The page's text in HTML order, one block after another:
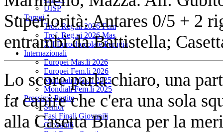
UISP
Tornei
Trof. Reg.ni 2026 Fem
Trof. Reg.ni 2026 Mas
XII Eurochocolate Perugia
Internazionali
Europei Mas.li 2026
Europei Fem.li 2026
Mondiali Mas.li 2025
Mondiali Fem.li 2025
Prossime Partite
Senior
Fasi Finali Giovanili
Giovanili
Superiorità: Antares 0/5 + 2
entrambi da Battistella;
Lo score parla chiaro, una
fa capire che c'era una sola
alla Casetta Bianca per la